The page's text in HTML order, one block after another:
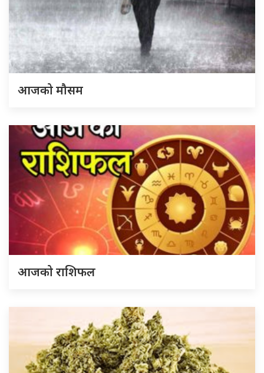
आजको मौसम
आजको राशिफल